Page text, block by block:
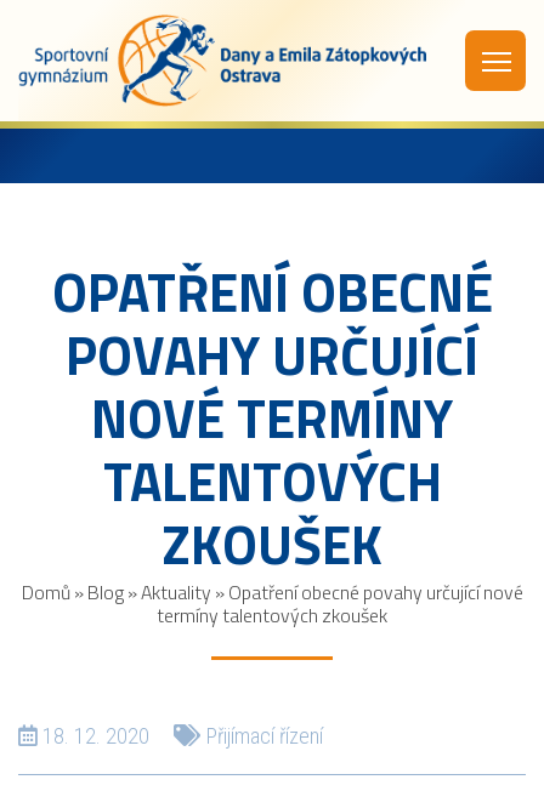
OPATŘENÍ OBECNÉ
POVAHY URČUJÍCÍ
NOVÉ TERMÍNY
TALENTOVÝCH
ZKOUŠEK
Domů »Blog»Aktuality »Opatření obecné povahy určující nové
termíny talentových zkoušek
18. 12. 2020 Přijímací řízení